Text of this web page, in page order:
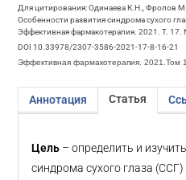
Для цитирования: Одинаева К.Н., Фролов
Особенности развития синдрома сухого
Эффективная фармакотерапия. 2021. Т. 17.
DOI 10.33978/2307-3586-2021-17-8-16-21
Эффективная фармакотерапия.
Аннотация Статья
Цель – определить и
синдрома сухого глаза